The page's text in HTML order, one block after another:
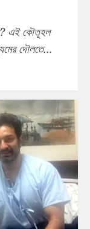
এই কৌতূহল
দৌলতে...